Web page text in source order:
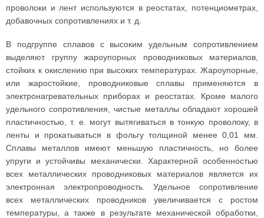
проволоки и лент используются в реостатах, потенциометрах,
добавочных сопротивлениях и т. д.
В подгруппе сплавов с высоким удельным сопротивлением
выделяют группу жароупорных проводниковых материалов,
стойких к окислению при высоких температурах. Жароупорные,
или жаростойкие, проводниковые сплавы применяются в
электронагревательных приборах и реостатах. Кроме малого
удельного сопротивления, чистые металлы обладают хорошей
пластичностью, т. е. могут вытягиваться в тонкую проволоку, в
ленты и прокатываться в фольгу толщиной менее 0,01 мм.
Сплавы металлов имеют меньшую пластичность, но более
упруги и устойчивы механически. Характерной особенностью
всех металлических проводниковых материалов является их
электронная электропроводность. Удельное сопротивление
всех металлических проводников увеличивается с ростом
температуры, а также в результате механической обработки,